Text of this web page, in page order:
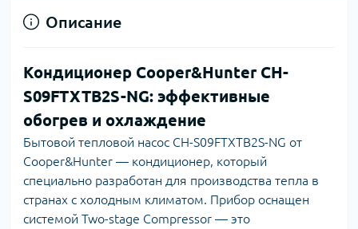
Описание
Кондиционер Cooper&Hunter CH-
S09FTXTB2S-NG: эффективные
обогрев и охлаждение
Бытовой тепловой насос CH-S09FTXTB2S-NG от
Сooper&Нunter — кондиционер, который
специально разработан для производства тепла в
странах с холодным климатом. Прибор оснащен
системой Two-stage Compressor — это